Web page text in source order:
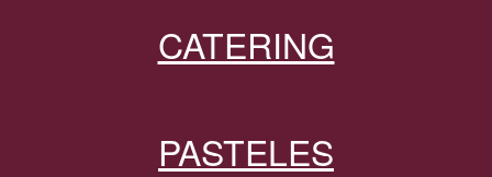
CATERING
PASTELES